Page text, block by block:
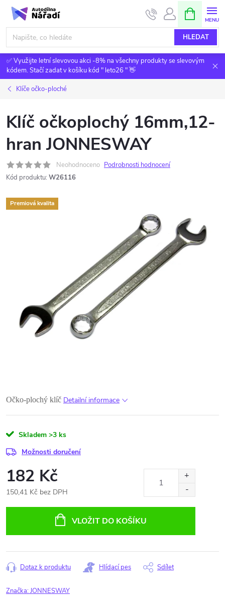
Přejít
obsah
HLEDAT
NÁKUPNÍ
KOŠÍK
✅ Využijte letní slevovou akci -8% na všechny produkty se slevovým
kódem. Stačí zadat v košíku kód " leto26 " 👋
Klíče očko-ploché
Klíč očkoplochý 16mm,12-
hran JONNESWAY
Neohodnoceno Podrobnosti hodnocení
Kód produktu: W26116
Premiová kvalita
Očko-plochý klíč Detailní informace
Skladem >3 ks
Možnosti doručení
182 Kč
150,41 Kč bez DPH
VLOŽIT DO KOŠÍKU
Dotaz k produktu Hlídací pes Sdílet
Značka:JONNESWAY